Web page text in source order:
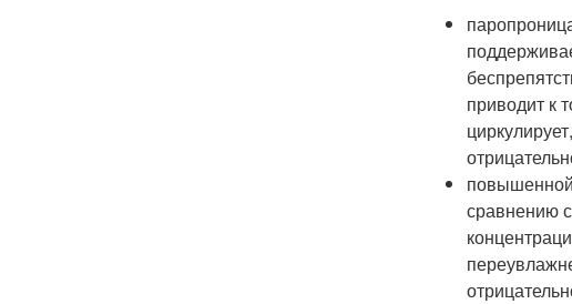
приводит к
повышенной
сравнению